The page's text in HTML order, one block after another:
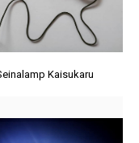
Kaisukaru